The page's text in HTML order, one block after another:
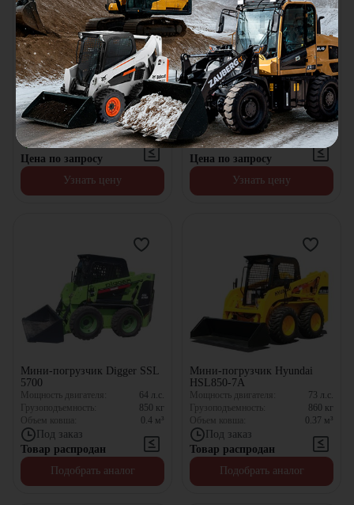
Фронтальный погрузчик
Doosan DL250A
Грузоподъемность: 5500кг
Объем ковша:
2.5м³
Эксплуатационная масса:
14.2т
В наличии
Цена по запросу
Узнать цену
Фронтальный погрузчик
Doosan DL300A
Грузоподъемность: 6000кг
Объем ковша:
Эксплуатационная масса:
17.6т
В наличии
Цена по запросу
Узнать цену
Мини-погрузчик Digger SSL
5700
Мощность двигателя: 64 л.с.
Грузоподъемность:
850 кг
Объем ковша:
0.4 м³
Под заказ
Товар распродан
Подобрать аналог
Мини-погрузчик Hyundai
HSL850-7A
Мощность двигателя: 73 л.с.
Грузоподъемность:
860 кг
Объем ковша:
0.37 м³
Под заказ
Товар распродан
Подобрать аналог